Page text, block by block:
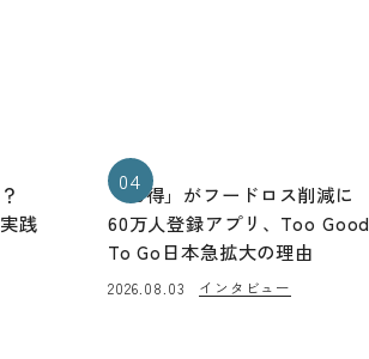
践
04
「お得」がフードロス削減に
60万人登録アプリ、Too Good
To Go日本急拡大の理由
2026.08.03 インタビュー